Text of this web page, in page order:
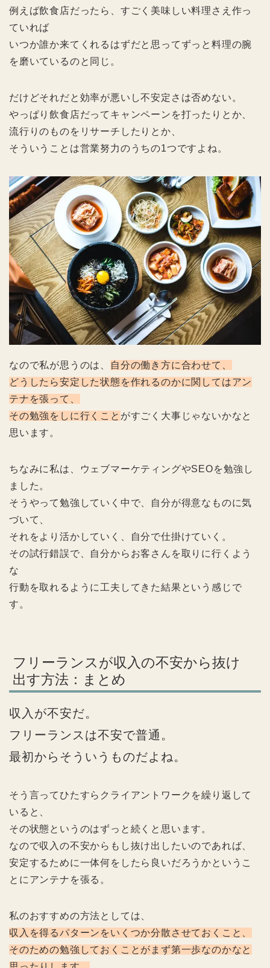
例えば飲食店だったら、すごく美味しい料理さえ作っ
ていれば
いつか誰か来てくれるはずだと思ってずっと料理の腕
を磨いているのと同じ。
だけどそれだと効率が悪いし不安定さは否めない。
やっぱり飲食店だってキャンペーンを打ったりとか、
流行りのものをリサーチしたりとか、
そういうことは営業努力のうちの1つですよね。
なので私が思うのは、
自分の働き方に合わせて、
どうしたら安定した状態を作れるのかに関してはアン
テナを張って、
その勉強をしに行くこと がすごく大事じゃないかなと
思います。
ちなみに私は、ウェブマーケティングやSEOを勉強し
ました。
そうやって勉強していく中で、自分が得意なものに気
づいて、
それをより活かしていく、自分で仕掛けていく。
その試行錯誤で、自分からお客さんを取りに行くよう
な
行動を取れるように工夫してきた結果という感じで
す。
フリーランスが収入の不安から抜け
出す方法：まとめ
収入が不安だ。
フリーランスは不安で普通。
最初からそういうものだよね。
そう言ってひたすらクライアントワークを繰り返して
いると、
その状態というのはずっと続くと思います。
なので収入の不安からもし抜け出したいのであれば、
安定するために一体何をしたら良いだろうかというこ
とにアンテナを張る。
私のおすすめの方法としては、
収入を得るパターンをいくつか分散させておくこと、
そのための勉強しておくことがまず第一歩なのかなと